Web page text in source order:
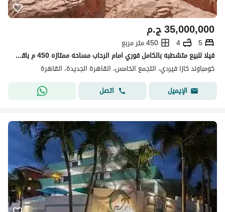
ج.م35,000,000
5
4
450 متر مربع
فيلا للبيع متشطبه بالكامل فوري امام الرحاب مساحه ممتازه 450 م باقل سعر لسرعه البيع
كومباوند كازا فيردي، التجمع الخامس، القاهرة الجديدة، القاهرة
الإيميل
اتصل